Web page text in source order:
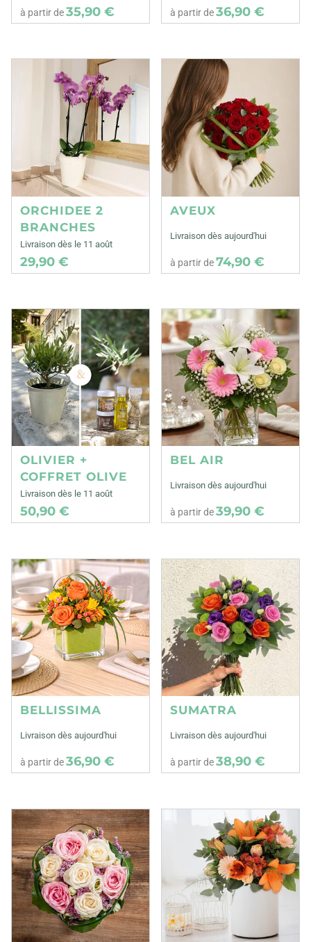
à partir de35,90 € à partir de36,90 €
ORCHIDEE 2
BRANCHES
Livraison dès le 11 août
29,90 €
AVEUX
Livraison dès aujourd'hui
à partir de74,90 €
OLIVIER +
COFFRET OLIVE
Livraison dès le 11 août
50,90 €
BEL AIR
Livraison dès aujourd'hui
à partir de39,90 €
BELLISSIMA
Livraison dès aujourd'hui
à partir de36,90 €
SUMATRA
Livraison dès aujourd'hui
à partir de38,90 €